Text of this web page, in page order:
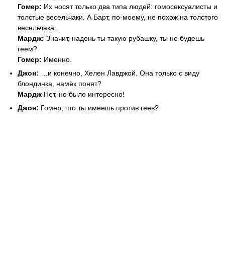
Гомер: Их носят только два типа людей: гомосексуалисты и
толстые весельчаки. А Барт, по-моему, не похож на толстого
весельчака…
Мардж: Значит, надень ты такую рубашку, ты не будешь
геем?
Гомер: Именно.
Джон: …и конечно, Хелен Лавджой. Она только с виду
блондинка, намёк понят?
Мардж Нет, но было интересно!
Джон: Гомер, что ты имеешь против геев?